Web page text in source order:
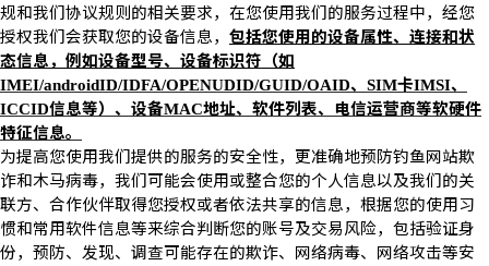
规和我们协议规则的相关要求，在您使用我们的服务过程中，经您
授权我们会获取您的设备信息， 包括您使用的设备属性、连接和状
态信息，例如设备型号、设备标识符（如
IMEI/androidID/IDFA/OPENUDID/GUID/OAID、 SIM卡IMSI、
ICCID信息等）、设备MAC地址、软件列表、电信运营商等软硬件
特征信息。
为提高您使用我们提供的服务的安全性，更准确地预防钓鱼网站欺
诈和木马病毒，我们可能会使用或整合您的个人信息以及我们的关
联方、合作伙伴取得您授权或者依法共享的信息，根据您的使用习
惯和常用软件信息等来综合判断您的账号及交易风险，包括验证身
份，预防、发现、调查可能存在的欺诈、网络病毒、网络攻击等安